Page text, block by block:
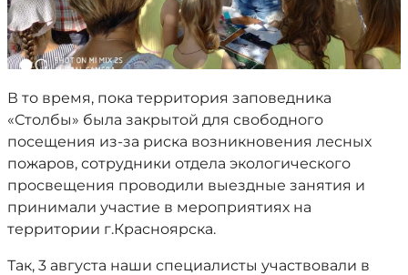
В то время, пока территория заповедника
«Столбы» была закрытой для свободного
посещения из-за риска возникновения лесных
пожаров, сотрудники отдела экологического
просвещения проводили выездные занятия и
принимали участие в мероприятиях на
территории г.Красноярска.
Так, 3 августа наши специалисты участвовали в